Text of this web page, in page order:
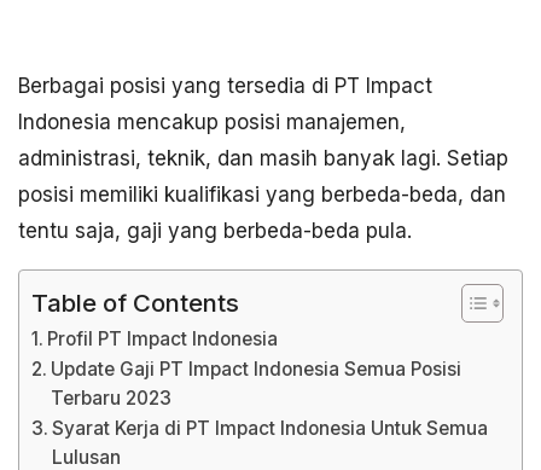
Berbagai posisi yang tersedia di PT Impact
Indonesia mencakup posisi manajemen,
administrasi, teknik, dan masih banyak lagi. Setiap
posisi memiliki kualifikasi yang berbeda-beda, dan
tentu saja, gaji yang berbeda-beda pula.
Table of Contents
Profil PT Impact Indonesia
Update Gaji PT Impact Indonesia Semua Posisi
Terbaru 2023
Syarat Kerja di PT Impact Indonesia Untuk Semua
Lulusan